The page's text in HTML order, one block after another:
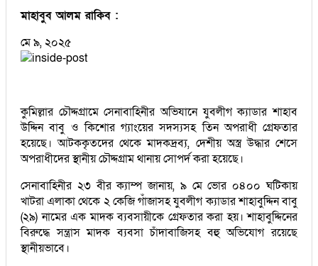
মাহাবুব আলম রাকিব :
মে ৯, ২০২৫
কুমিল্লার চৌদ্দগ্রামে সেনাবাহিনীর অভিযানে যুবলীগ ক্যাডার শাহাব
উদ্দিন বাবু ও কিশোর গ্যাংয়ের সদস্যসহ তিন অপরাধী গ্রেফতার
হয়েছে। আটককৃতদের থেকে মাদকদ্রব্য, দেশীয় অস্ত্র উদ্ধার শেসে
অপরাধীদের স্থানীয় চৌদ্দগ্রাম থানায় সোপর্দ করা হয়েছে।
সেনাবাহিনীর ২৩ বীর ক্যাম্প জানায়, ৯ মে ভোর ০৪০০ ঘটিকায়
খাটরা এলাকা থেকে ২ কেজি গাঁজাসহ যুবলীগ ক্যাডার শাহাবুদ্দিন বাবু
(২৯) নামের এক মাদক ব্যবসায়ীকে গ্রেফতার করা হয়। শাহাবুদ্দিনের
বিরুদ্ধে সন্ত্রাস মাদক ব্যবসা চাঁদাবাজিসহ বহু অভিযোগ রয়েছে
স্থানীয়ভাবে।